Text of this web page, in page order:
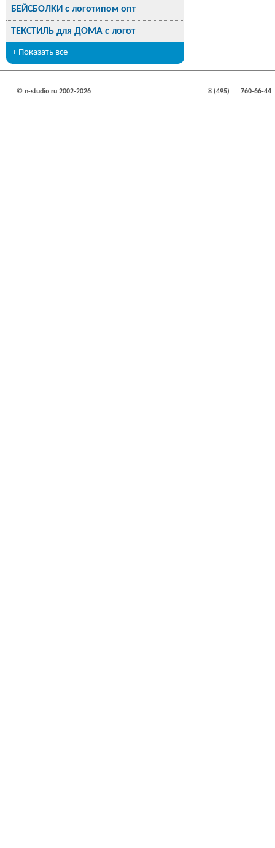
БЕЙСБОЛКИ с логотипом опт
ТЕКСТИЛЬ для ДОМА с логот
+ Показать все
© n-studio.ru 2002-2026 8 (495) 760-66-44